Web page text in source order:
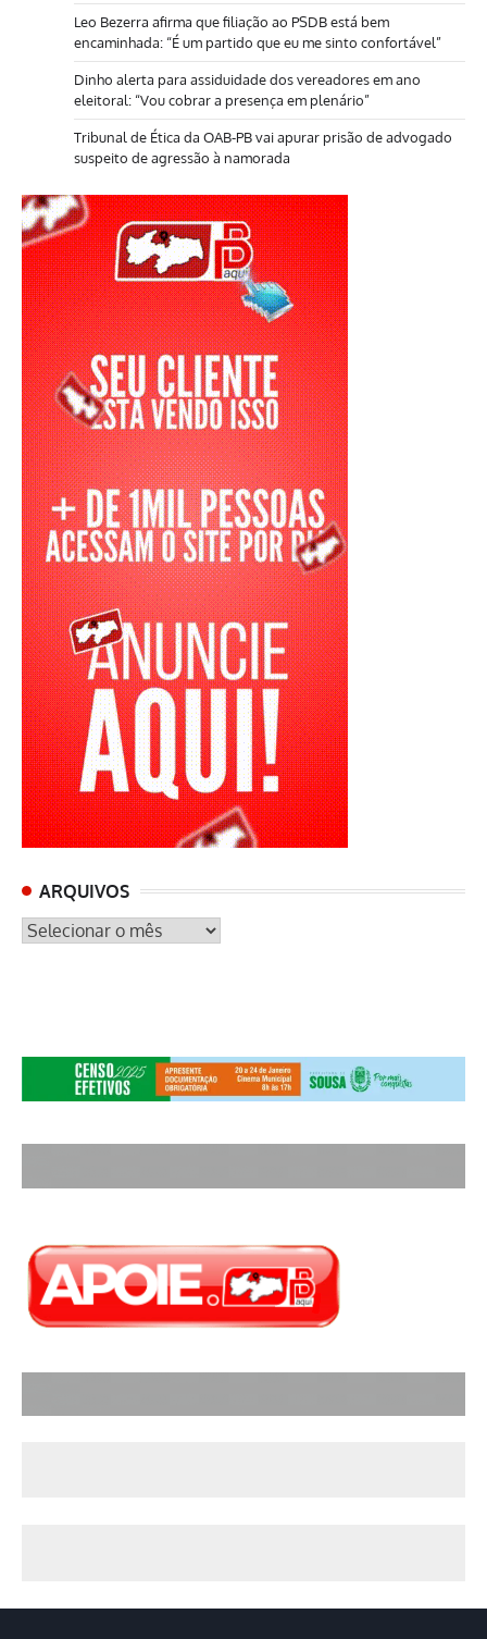
Leo Bezerra afirma que filiação ao PSDB está bem
encaminhada: “É um partido que eu me sinto confortável”
Dinho alerta para assiduidade dos vereadores em ano
eleitoral: “Vou cobrar a presença em plenário”
Tribunal de Ética da OAB-PB vai apurar prisão de advogado
suspeito de agressão à namorada
ARQUIVOS
ARQUIVOS